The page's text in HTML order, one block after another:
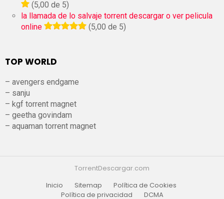
(5,00 de 5)
la llamada de lo salvaje torrent descargar o ver pelicula
online
(5,00 de 5)
TOP WORLD
– avengers endgame
– sanju
– kgf torrent magnet
– geetha govindam
– aquaman torrent magnet
TorrentDescargar.com
Inicio
Sitemap
Política de Cookies
Política de privacidad
DCMA